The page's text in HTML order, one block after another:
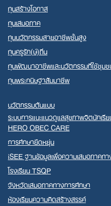
ทุนสร้างโอกาส
ทุนเสมอภาค
ทุนนวัตกรรมสายอาชีพชั้นสูง
ทุนครูรัก(ษ์)ถิ่น
ทุนพัฒนาอาชีพและนวัตกรรมที่ใช้ชุมช
ทุนพระกนิษฐาสัมมาชีพ
นวัตกรรมต้นแบบ
ระบบการแนะแนวดูแลสุขภาพจิตนักเรี
HERO OBEC CARE
การศึกษายืดหยุ่น
iSEE ฐานข้อมูลเพื่อความเสมอภาคท
โรงเรียน TSQP
จังหวัดเสมอภาคทางการศึกษา
ห้องเรียนความคิดสร้างสรรค์